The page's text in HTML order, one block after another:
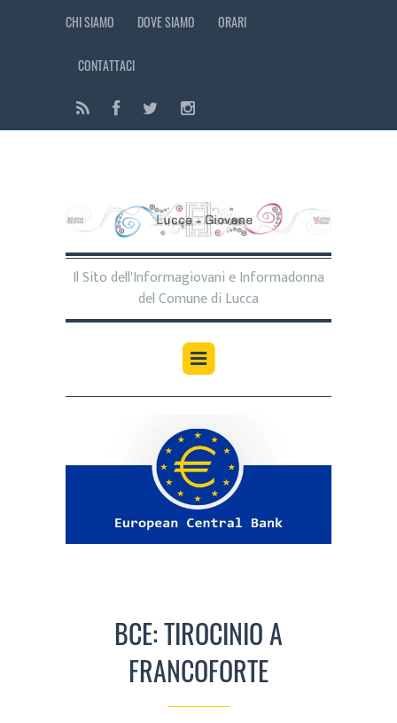
CHI SIAMO DOVE SIAMO ORARI
CONTATTACI
Il Sito dell'Informagiovani e Informadonna
del Comune di Lucca
BCE: TIROCINIO A
FRANCOFORTE